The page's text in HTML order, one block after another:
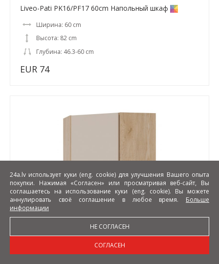
Liveo-Pati PK16/PF17 60cm Напольный шкаф
Ширина: 60 cm
Высота: 82 cm
Глубина: 46.3-60 cm
EUR 74
Liveo-Pati PK09/PF11 L/R 60/60cm Навесной угловой
шкаф
Ширина: 60 cm
24a.lv использует куки (eng. cookie) для улучшения Вашего опыта
покупки. Нажимая «Согласен» или просматривая веб-сайт, Вы
соглашаетесь на использование куки (eng. cookie). Вы можете
аннулировать своё соглашение в любое время. Больше
информации
НЕ СОГЛАСЕН
СОГЛАСЕН